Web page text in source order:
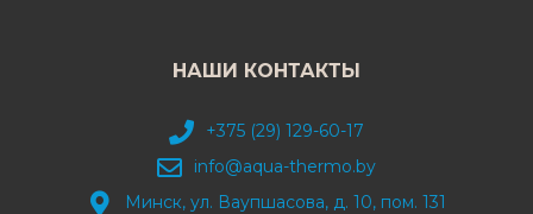
НАШИ КОНТАКТЫ
+375 (29) 129-60-17
info@aqua-thermo.by
Минск, ул. Ваупшасова, д. 10, пом. 131